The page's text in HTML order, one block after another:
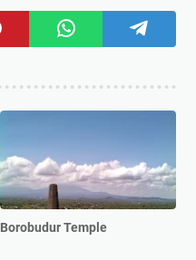
Borobudur Temple